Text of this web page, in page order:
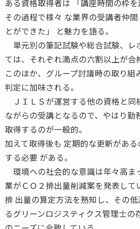
ある資格取得者は 「講座時間の枠を
その過程で様々 な業界の受講者仲
とができた」 と魅力を語る。
単元別の筆記試験や総合試験、レ
ては、それぞれ満点の六割以上が合
このほか、グループ討議時の取り組
判定に加味される。
ＪＩＬＳが運営する他の資格と同
ながらの受講となるので、やはり勤
取得するのが一般的。
加えて取得後も 定期的な更新があ
する必要 がある。
環境への社会的な意識は年々高ま
業がＣＯ２排出量削減案を発表して
排 出量の算定方法を熟知し、その
るグリーンロジスティクス管理士の